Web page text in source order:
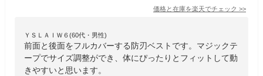
価格と在庫を楽天でチェック >>
ＹＳＬＡＩＷ６(60代・男性)
前面と後面をフルカバーする防刃ベストです。マジックテ
ープでサイズ調整ができ、体にぴったりとフィットして動
きやすいと思います。